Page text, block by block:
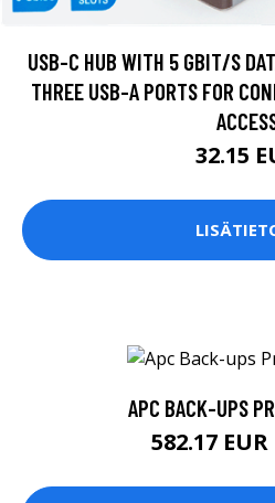
USB-C HUB WITH 5 GBIT/S
THREE USB-A PORTS FOR
32.15
APC BACK-UPS
582.17 EUR